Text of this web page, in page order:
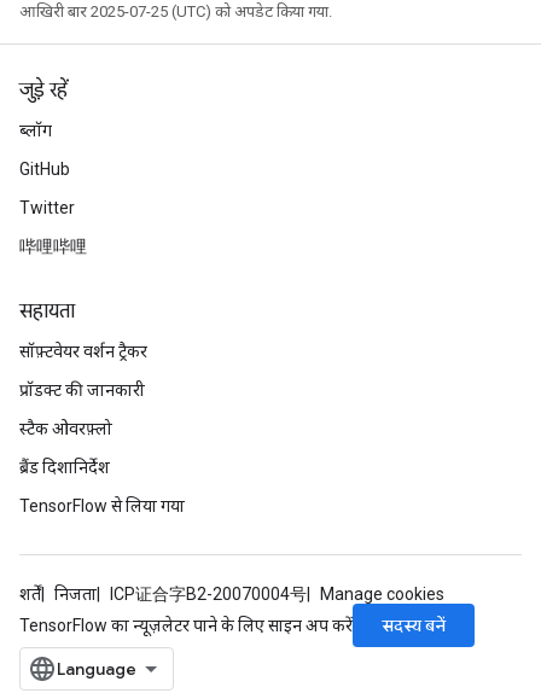
आखिरी बार 2025-07-25 (UTC) को अपडेट किया गया.
जुड़े रहें
ब्लॉग
GitHub
Twitter
哔哩哔哩
सहायता
सॉफ़्टवेयर वर्शन ट्रैकर
प्रॉडक्ट की जानकारी
स्टैक ओवरफ़्लो
ब्रैंड दिशानिर्देश
TensorFlow से लिया गया
शर्तें निजता ICP证合字B2-20070004号
Manage cookies
TensorFlow का न्यूज़लेटर पाने के लिए साइन अप करें
सदस्य बनें